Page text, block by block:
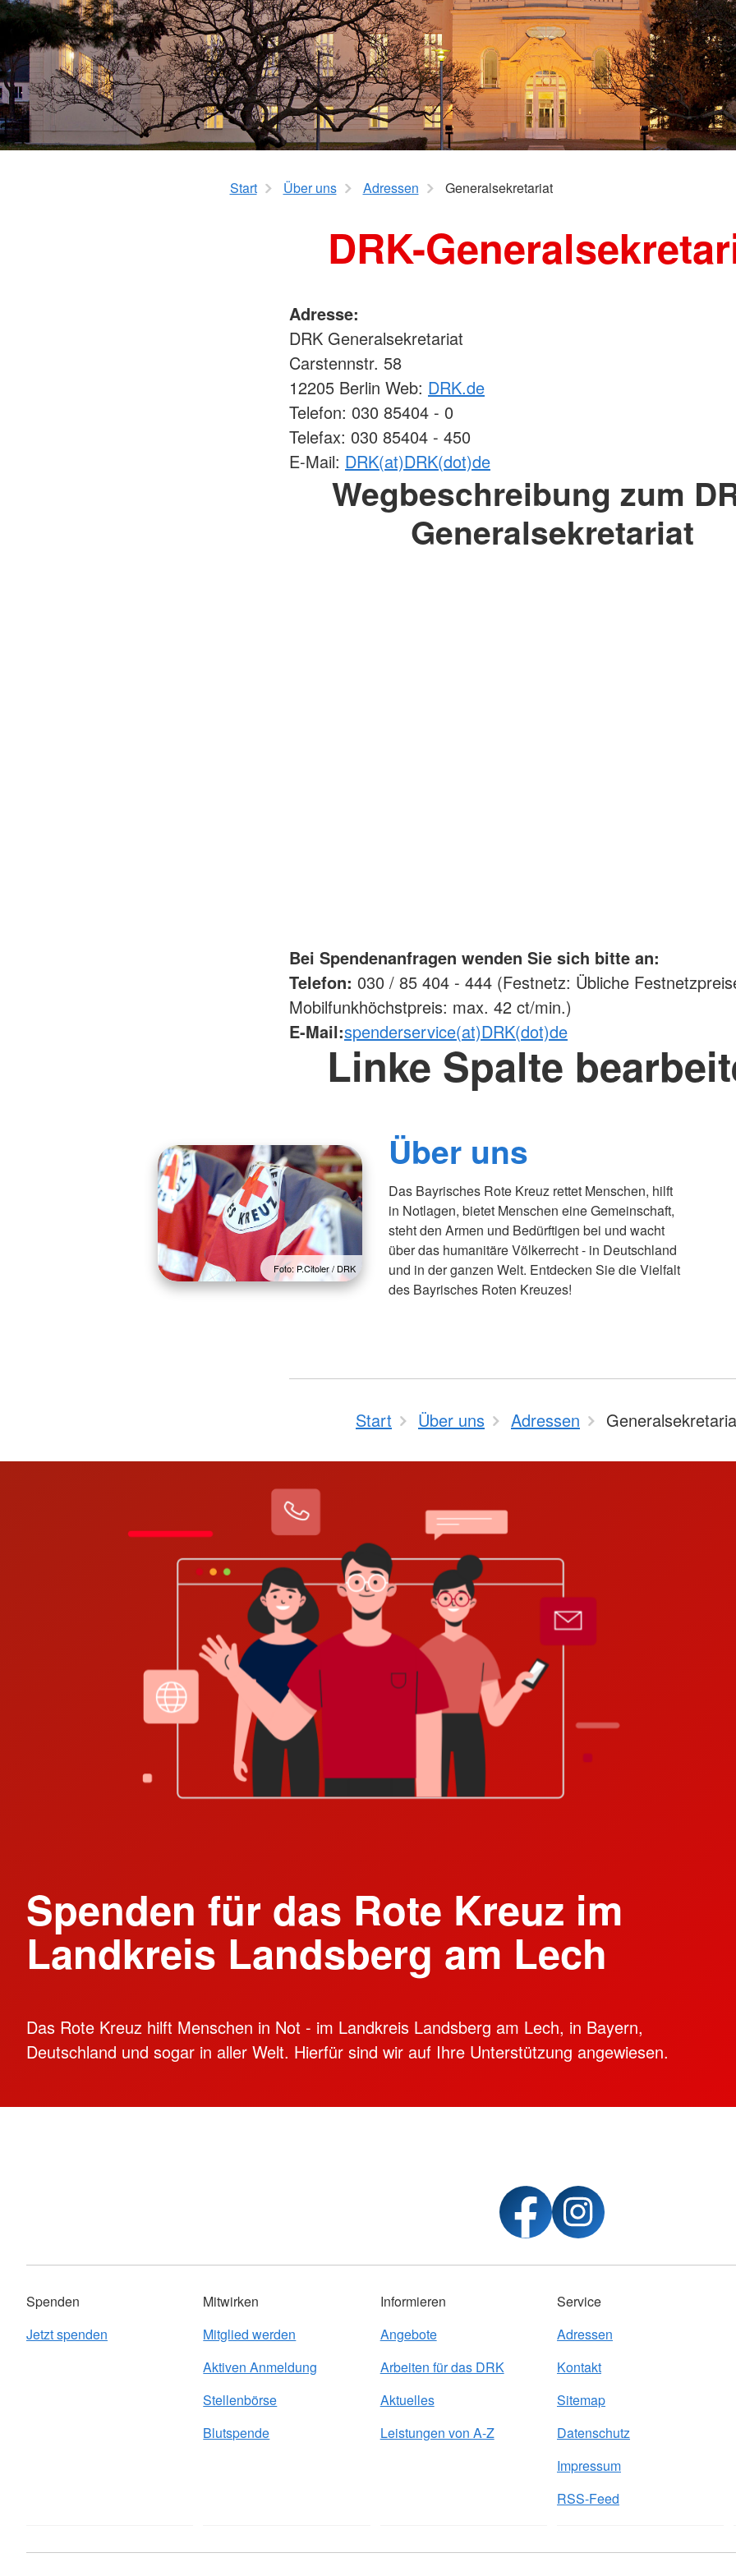
KiTa "Die Volltreffer" Prittriching
KiTa "Biberburg" Scheuring
KiTa "Sonnenschein"
Schwabhausen
KiTa Stadl
KiTa Thaining
KiTa "Spatzennest" Weil
KiTa "Feldmäuse" Weil
Integrationsberatung (FIB)
SozialCard
Suchdienst
Blutspende
Start Über uns Adressen Generalsekretariat
DRK-
Adresse:
DRK Generalsekretariat
Carstennstr. 58
12205 Berlin Web: DRK.de
Telefon: 030 85404 - 0
Telefax: 030 85404 - 450
E-Mail: DRK(at)DRK(dot)de
Wegbeschreibung zum
Generalsekretariat
Bei Spendenanfragen wenden Sie sich bitte an:
Telefon: 030 / 85 404 - 444 (Festnetz: Übliche
Mobilfunkhöchstpreis: max. 42 ct/min.)
E-Mail:spenderservice(at)DRK(dot)de
Linke Spalte
Foto: P.Citoler / DRK
Über uns
Das Bayrisches Rote Kreuz rettet Menschen, hilft
in Notlagen, bietet Menschen eine Gemeinschaft,
steht den Armen und Bedürftigen bei und wacht
über das humanitäre Völkerrecht - in Deutschland
und in der ganzen Welt. Entdecken Sie die Vielfalt
des Bayrisches Roten Kreuzes!
Start Über uns Adressen
Spenden für das Rote Kreuz im
Landkreis Landsberg am Lech
Das Rote Kreuz hilft Menschen in Not - im Landkreis Landsberg am Lech, in Bayern,
Deutschland und sogar in aller Welt. Hierfür sind wir auf Ihre Unterstützung angewiesen.
Spenden
Jetzt spenden
Mitwirken
Mitglied werden
Aktiven Anmeldung
Stellenbörse
Blutspende
Informieren
Angebote
Arbeiten für das DRK
Aktuelles
Leistungen von A-Z
Service
Adressen
Kontakt
Sitemap
Datenschutz
Impressum
RSS-Feed